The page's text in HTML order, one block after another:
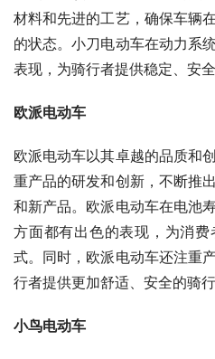
材料和先进的工艺，确保车辆
的状态。小刀电动车在动力系
表现，为骑行者提供稳定、安全
欧派电动车
欧派电动车以其卓越的品质和
重产品的研发和创新，不断推
和新产品。欧派电动车在电池
方面都有出色的表现，为消
式。同时，欧派电动车还注重
行者提供更加舒适、安全的骑行
小鸟电动车